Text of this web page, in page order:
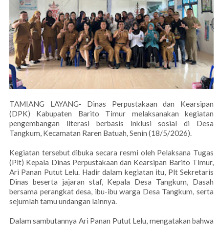
TAMIANG LAYANG- Dinas Perpustakaan dan Kearsipan
(DPK) Kabupaten Barito Timur melaksanakan kegiatan
pengembangan literasi berbasis inklusi sosial di Desa
Tangkum, Kecamatan Raren Batuah, Senin (18/5/2026).
Kegiatan tersebut dibuka secara resmi oleh Pelaksana Tugas
(Plt) Kepala Dinas Perpustakaan dan Kearsipan Barito Timur,
Ari Panan Putut Lelu. Hadir dalam kegiatan itu, Plt Sekretaris
Dinas beserta jajaran staf, Kepala Desa Tangkum, Dasah
bersama perangkat desa, ibu-ibu warga Desa Tangkum, serta
sejumlah tamu undangan lainnya.
Dalam sambutannya Ari Panan Putut Lelu, mengatakan bahwa